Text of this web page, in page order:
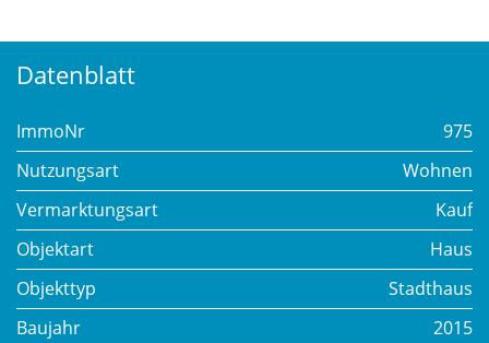
Datenblatt
ImmoNr
975
Nutzungsart
Wohnen
Vermarktungsart
Kauf
Objektart
Haus
Objekttyp
Stadthaus
Baujahr
2015